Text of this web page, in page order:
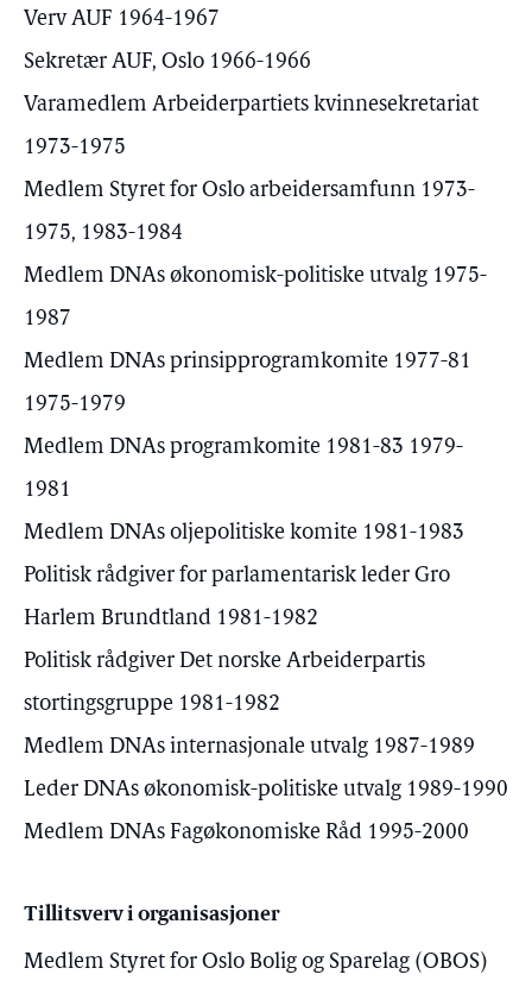
Verv AUF 1964-1967
Sekretær AUF, Oslo 1966-1966
Varamedlem Arbeiderpartiets kvinnesekretariat
1973-1975
Medlem Styret for Oslo arbeidersamfunn 1973-
1975, 1983-1984
Medlem DNAs økonomisk-politiske utvalg 1975-
1987
Medlem DNAs prinsipprogramkomite 1977-81
1975-1979
Medlem DNAs programkomite 1981-83 1979-
1981
Medlem DNAs oljepolitiske komite 1981-1983
Politisk rådgiver for parlamentarisk leder Gro
Harlem Brundtland 1981-1982
Politisk rådgiver Det norske Arbeiderpartis
stortingsgruppe 1981-1982
Medlem DNAs internasjonale utvalg 1987-1989
Leder DNAs økonomisk-politiske utvalg 1989-1990
Medlem DNAs Fagøkonomiske Råd 1995-2000
Tillitsverv i organisasjoner
Medlem Styret for Oslo Bolig og Sparelag (OBOS)